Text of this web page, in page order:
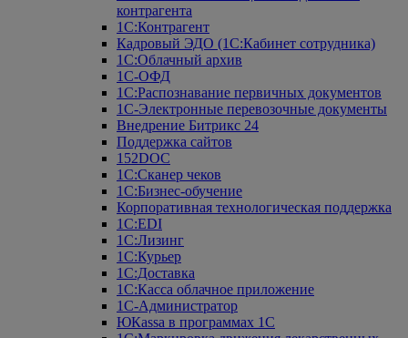
контрагента
1С:Контрагент
Кадровый ЭДО (1С:Кабинет сотрудника)
1С:Облачный архив
1С-ОФД
1С:Распознавание первичных документов
1С-Электронные перевозочные документы
Внедрение Битрикс 24
Поддержка сайтов
152DOC
1С:Сканер чеков
1С:Бизнес-обучение
Корпоративная технологическая поддержка
1С:ЕDI
1С:Лизинг
1С:Курьер
1С:Доставка
1С:Касса облачное приложение
1С-Администратор
ЮКаssа в программах 1С